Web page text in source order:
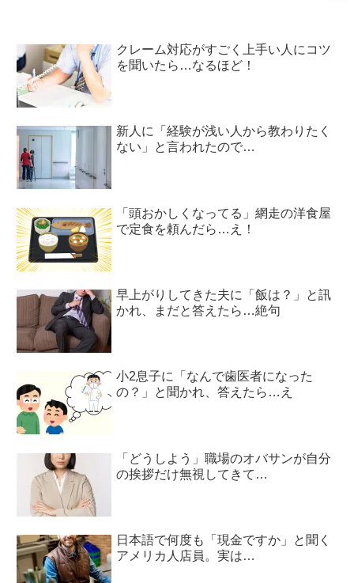
クレーム対応がすごく上手い人にコツ
を聞いたら…なるほど！
新人に「経験が浅い人から教わりたく
ない」と言われたので…
「頭おかしくなってる」網走の洋食屋
で定食を頼んだら…え！
早上がりしてきた夫に「飯は？」と訊
かれ、まだと答えたら…絶句
小2息子に「なんで歯医者になった
の？」と聞かれ、答えたら…え
「どうしよう」職場のオバサンが自分
の挨拶だけ無視してきて…
日本語で何度も「現金ですか」と聞く
アメリカ人店員。実は…